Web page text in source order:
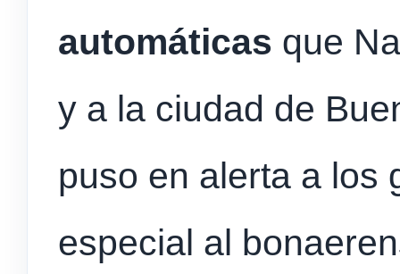
automáticas que
y a la ciudad de
puso en alerta a los
especial al